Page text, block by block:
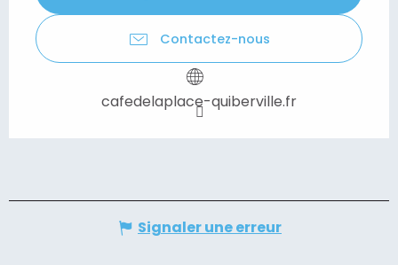
Contactez-nous
cafedelaplace-quiberville.fr
Signaler une erreur